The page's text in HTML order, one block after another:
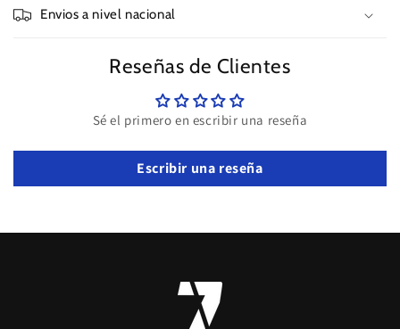
Envios a nivel nacional
Reseñas de Clientes
Sé el primero en escribir una reseña
Escribir una reseña